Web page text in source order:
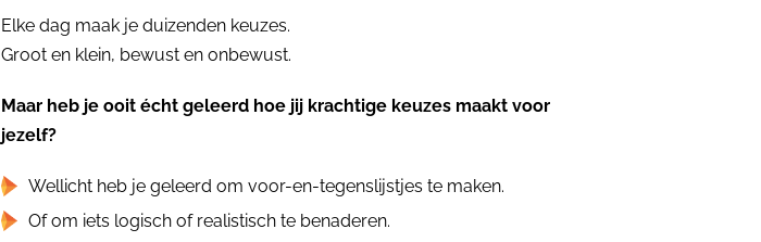
Elke dag maak je duizenden keuzes.
Groot en klein, bewust en onbewust.
Maar heb je ooit écht geleerd hoe jij krachtige keuzes maakt voor
jezelf?
Wellicht heb je geleerd om voor-en-tegenslijstjes te maken.
Of om iets logisch of realistisch te benaderen.